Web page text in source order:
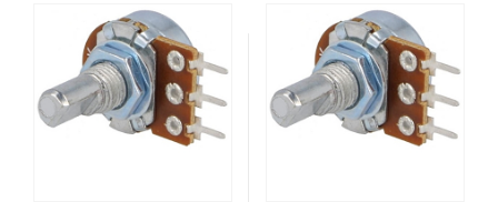
Potênciometros
Potenciómetro Linear
20Kohm 125mW
Potênciometros
Potenciómetro Linear
250Kohm 125mW